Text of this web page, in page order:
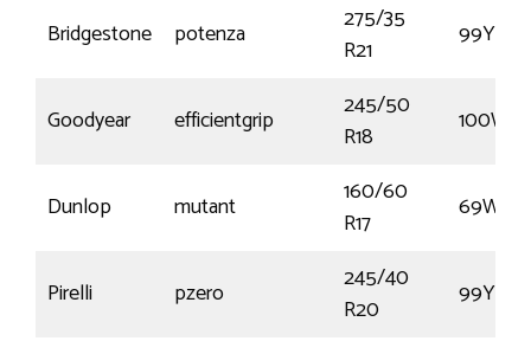
Bridgestone potenza
275/35
R21
99Y
Goodyear efficientgrip
245/50
R18
100W
Dunlop mutant
160/60
R17
69W
Pirelli pzero
245/40
R20
99Y